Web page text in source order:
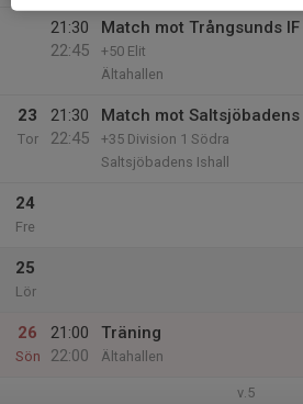
21:30
22:45
Match mot Trångsunds IF
+50 Elit
Ältahallen
23
Tor
21:30
22:45
Match mot Saltsjöbadens
+35 Division 1 Södra
Saltsjöbadens Ishall
24
Fre
25
Lör
26
Sön
21:00
22:00
Träning
Ältahallen
v.5